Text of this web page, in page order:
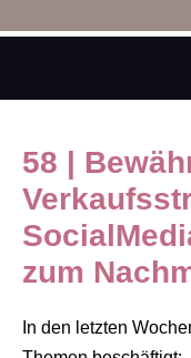
58 |
zum
In den letzten